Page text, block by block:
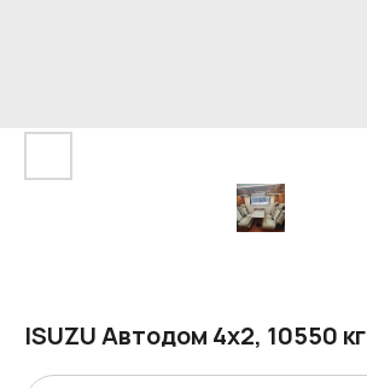
ISUZU Автодом 4х2, 10550 кг